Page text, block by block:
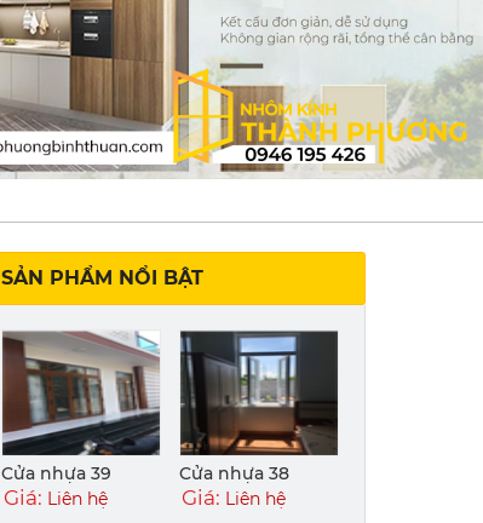
SẢN PHẨM NỔI BẬT
Cửa nhựa 39
Giá: Liên hệ
Cửa nhựa 38
Giá: Liên hệ